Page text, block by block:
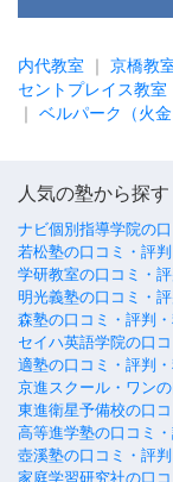
内代教室 ｜ 京橋教
セントプレイス教室
｜ ベルパーク（火
人気の塾から探す
ナビ個別指導学院の
若松塾の口コミ・評
学研教室の口コミ・
明光義塾の口コミ・
森塾の口コミ・評判
セイハ英語学院の口
適塾の口コミ・評判
京進スクール・ワン
東進衛星予備校の口
高等進学塾の口コミ
壺溪塾の口コミ・評
家庭学習研究社の口